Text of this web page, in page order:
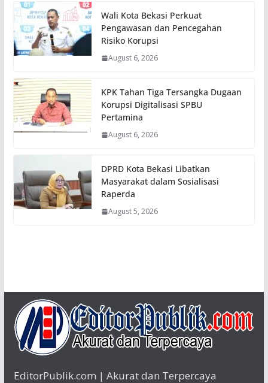
Wali Kota Bekasi Perkuat
Pengawasan dan Pencegahan
Risiko Korupsi
August 6, 2026
KPK Tahan Tiga Tersangka Dugaan
Korupsi Digitalisasi SPBU
Pertamina
August 6, 2026
DPRD Kota Bekasi Libatkan
Masyarakat dalam Sosialisasi
Raperda
August 5, 2026
EditorPublik.com | Akurat dan Terpercaya